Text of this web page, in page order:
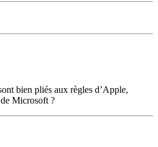
bien pliés aux règles d’Apple,
Microsoft ?